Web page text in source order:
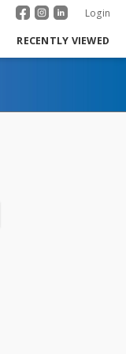
Login
RECENTLY VIEWED